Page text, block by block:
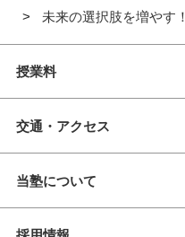
未来の選択肢を増やす！
授業料
交通・アクセス
当塾について